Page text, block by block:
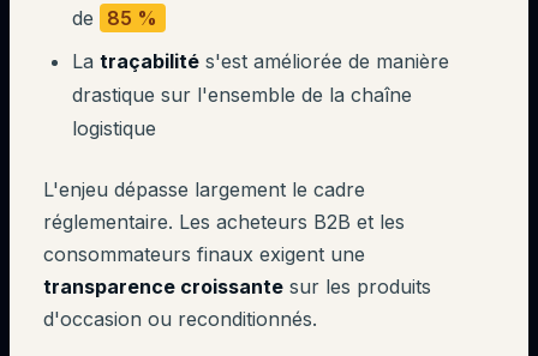
de
85 %
La traçabilité s'est améliorée de manière
drastique sur l'ensemble de la chaîne
logistique
L'enjeu dépasse largement le cadre
réglementaire. Les acheteurs B2B et les
consommateurs finaux exigent une
transparence croissante sur les produits
d'occasion ou reconditionnés.